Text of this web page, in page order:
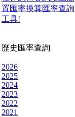
置匯率換算匯率查詢
工具!
歷史匯率查詢
2026
2025
2024
2023
2022
2021